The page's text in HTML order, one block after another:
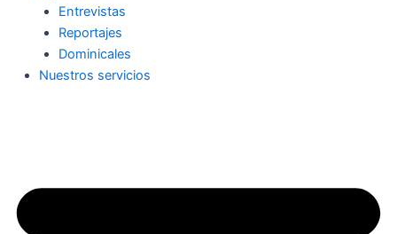
Entrevistas
Reportajes
Dominicales
Nuestros servicios